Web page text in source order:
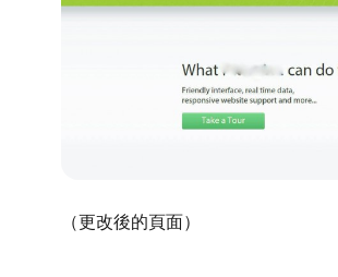
（更改後的頁面）